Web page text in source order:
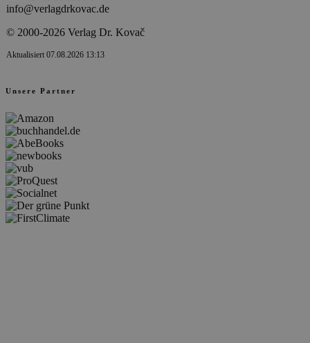
info@verlagdrkovac.de
© 2000-2026 Verlag Dr. Kovač
Aktualisiert 07.08.2026 13:13
Unsere Partner